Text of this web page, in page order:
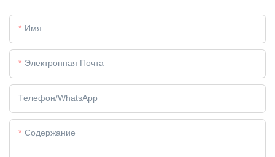
Имя
Электронная Почта
Телефон/WhatsApp
Содержание